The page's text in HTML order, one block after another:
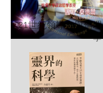
21世紀領導力與倫理
學